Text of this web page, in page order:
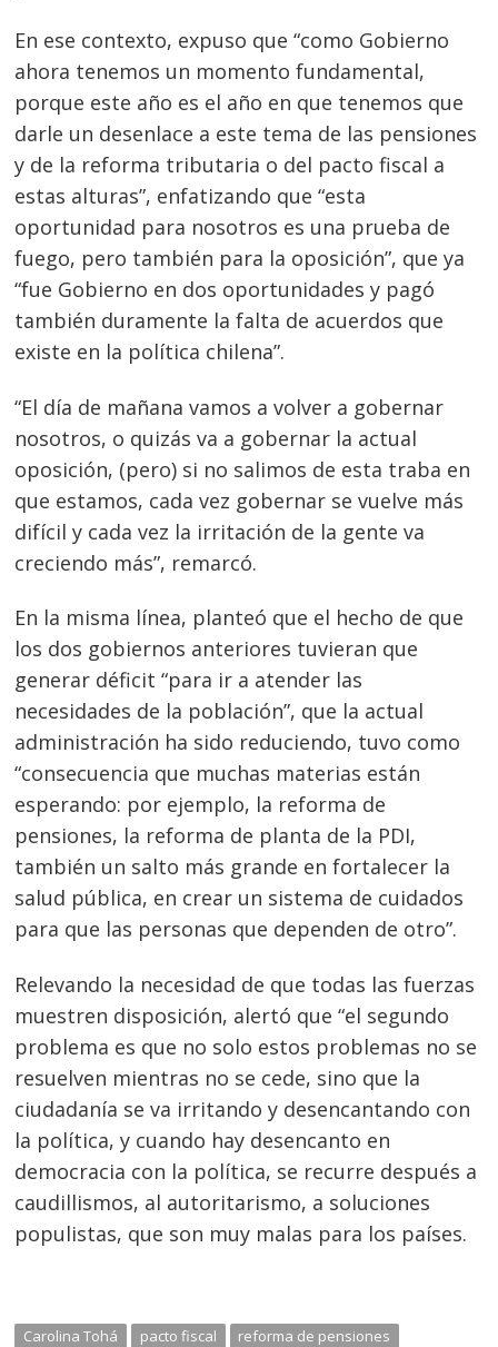
En ese contexto, expuso que “como Gobierno
ahora tenemos un momento fundamental,
porque este año es el año en que tenemos que
darle un desenlace a este tema de las pensiones
y de la reforma tributaria o del pacto fiscal a
estas alturas”, enfatizando que “esta
oportunidad para nosotros es una prueba de
fuego, pero también para la oposición”, que ya
“fue Gobierno en dos oportunidades y pagó
también duramente la falta de acuerdos que
existe en la política chilena”.
“El día de mañana vamos a volver a gobernar
nosotros, o quizás va a gobernar la actual
oposición, (pero) si no salimos de esta traba en
que estamos, cada vez gobernar se vuelve más
difícil y cada vez la irritación de la gente va
creciendo más”, remarcó.
En la misma línea, planteó que el hecho de que
los dos gobiernos anteriores tuvieran que
generar déficit “para ir a atender las
necesidades de la población”, que la actual
administración ha sido reduciendo, tuvo como
“consecuencia que muchas materias están
esperando: por ejemplo, la reforma de
pensiones, la reforma de planta de la PDI,
también un salto más grande en fortalecer la
salud pública, en crear un sistema de cuidados
para que las personas que dependen de otro”.
Relevando la necesidad de que todas las fuerzas
muestren disposición, alertó que “el segundo
problema es que no solo estos problemas no se
resuelven mientras no se cede, sino que la
ciudadanía se va irritando y desencantando con
la política, y cuando hay desencanto en
democracia con la política, se recurre después a
caudillismos, al autoritarismo, a soluciones
populistas, que son muy malas para los países.
Carolina Tohá pacto fiscal reforma de pensiones
Navegación
de
entradas